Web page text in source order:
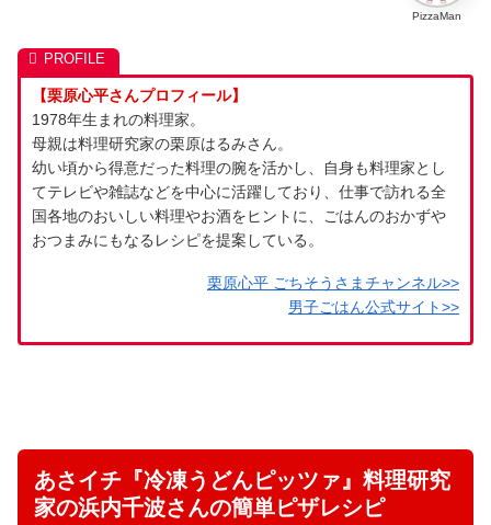
PizzaMan
【栗原心平さんプロフィール】
1978年生まれの料理家。
母親は料理研究家の栗原はるみさん。
幼い頃から得意だった料理の腕を活かし、自身も料理家とし
てテレビや雑誌などを中心に活躍しており、仕事で訪れる全
国各地のおいしい料理やお酒をヒントに、ごはんのおかずや
おつまみにもなるレシピを提案している。
栗原心平 ごちそうさまチャンネル>>
男子ごはん公式サイト>>
あさイチ『冷凍うどんピッツァ』料理研究
家の浜内千波さんの簡単ピザレシピ